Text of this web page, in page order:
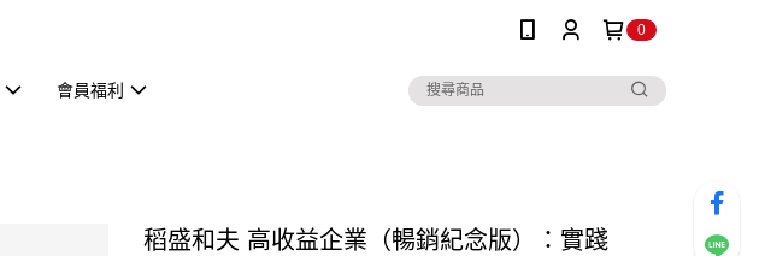
0
會員福利
稻盛和夫 高收益企業（暢銷紀念版）：實踐